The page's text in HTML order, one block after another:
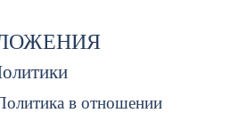
в отношении